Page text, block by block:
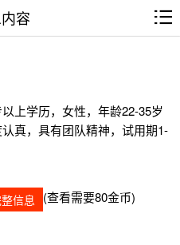
容
上学历，女性，年龄22-35岁
真，具有团队精神，试用期1-
信息 (查看需要80金币)